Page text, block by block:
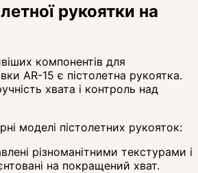
рукоятки на
компонентів для
AR-15 є пістолетна рукоятка.
хвата і контроль над
моделі пістолетних рукояток:
різноманітними текстурами і
на покращений хват.